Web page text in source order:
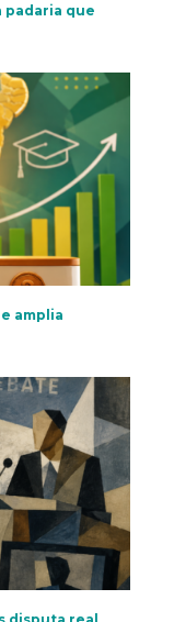
padaria que
amplia